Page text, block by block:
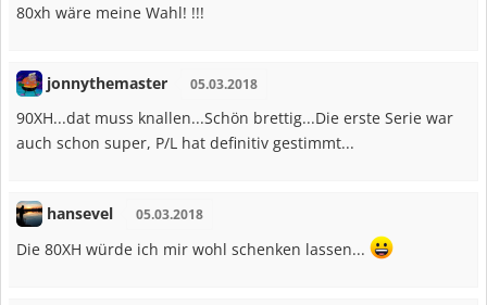
80xh wäre meine Wahl! !!!
jonnythemaster 05.03.2018
90XH...dat muss knallen...Schön brettig...Die erste Serie war
auch schon super, P/L hat definitiv gestimmt...
hansevel 05.03.2018
Die 80XH würde ich mir wohl schenken lassen...